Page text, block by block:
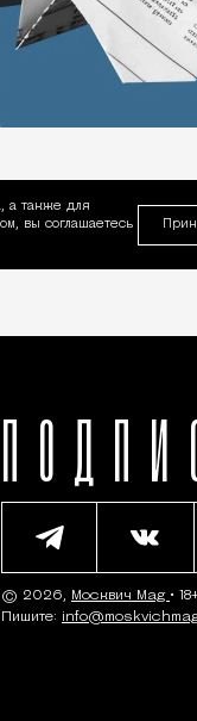
а также для
вы соглашаетесь
© 2026, Москвич Mag •
Пишите: